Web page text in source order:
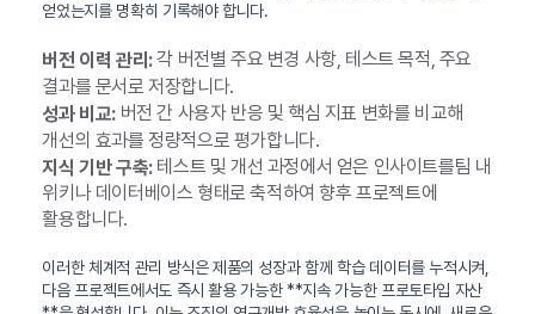
얻었는지를 명확히 기록해야 합니다.
버전 이력 관리:각 버전별 주요 변경 사항, 테스트 목적, 주요
결과를 문서로 저장합니다.
성과 비교:버전 간 사용자 반응 및 핵심 지표 변화를 비교해
개선의 효과를 정량적으로 평가합니다.
지식 기반 구축:테스트 및 개선 과정에서 얻은 인사이트를팀 내
위키나 데이터베이스 형태로 축적하여 향후 프로젝트에
활용합니다.
이러한 체계적 관리 방식은 제품의 성장과 함께 학습 데이터를 누적시켜,
다음 프로젝트에서도 즉시 활용 가능한 **지속 가능한 프로토타입 자산